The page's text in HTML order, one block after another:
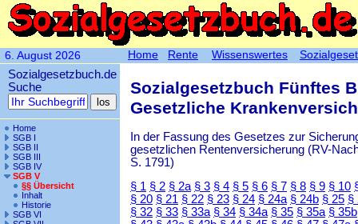
6. August 2026
Sozialgesetzbuch.de
Suche
Home
SGB I
SGB II
SGB III
SGB IV
SGB V
§§ Übersicht
Inhalt
Historie
SGB VI
Sozialgesetzbuch Fünftes
Gesetzliche
In der Fassung des Gesetzes zur
gesetzlichen Rentenversicherung (RV-
S. 1791)
§ 1 § 2 § 2a § 3 § 4 § 5 § 6 § 7 § 8 § 9 § 10
§ 20 § 21 § 22 § 23 § 24 § 24a § 24b § 25 §
§ 32 § 33 § 33a § 34 § 34a § 35 § 35a § 35b
Home Rente Wissenswertes